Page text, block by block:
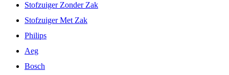
Stofzuiger Zonder Zak
Stofzuiger Met Zak
Philips
Aeg
Bosch